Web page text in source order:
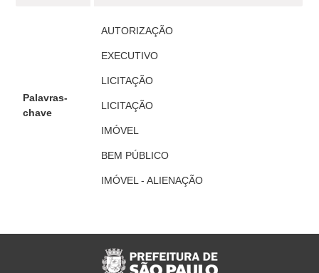
Palavras-
chave
AUTORIZAÇÃO
EXECUTIVO
LICITAÇÃO
LICITAÇÃO
IMÓVEL
BEM PÚBLICO
IMÓVEL - ALIENAÇÃO